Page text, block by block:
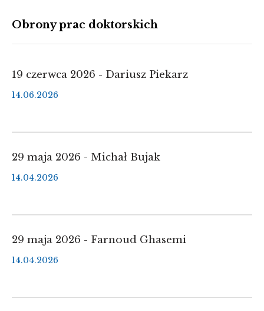
Obrony prac doktorskich
19 czerwca 2026 - Dariusz Piekarz
14.06.2026
29 maja 2026 - Michał Bujak
14.04.2026
29 maja 2026 - Farnoud Ghasemi
14.04.2026